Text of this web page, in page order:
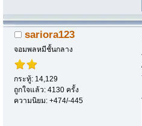
sariora123
จอมพลหมีชั้นกลาง
กระทู้: 14,129
ถูกใจแล้ว: 4130 ครั้ง
ความนิยม: +474/-445